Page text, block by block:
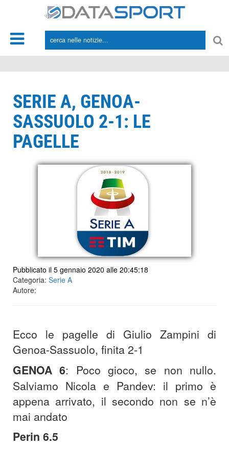
SERIE A, GENOA-
SASSUOLO 2-1: LE
PAGELLE
Pubblicato il 5 gennaio 2020 alle 20:45:18
Categoria: Serie A
Autore:
Ecco le pagelle di Giulio Zampini di
Genoa-Sassuolo, finita 2-1
GENOA 6: Poco gioco, se non nullo.
Salviamo Nicola e Pandev: il primo è
appena arrivato, il secondo non se n’è
mai andato
Perin 6.5